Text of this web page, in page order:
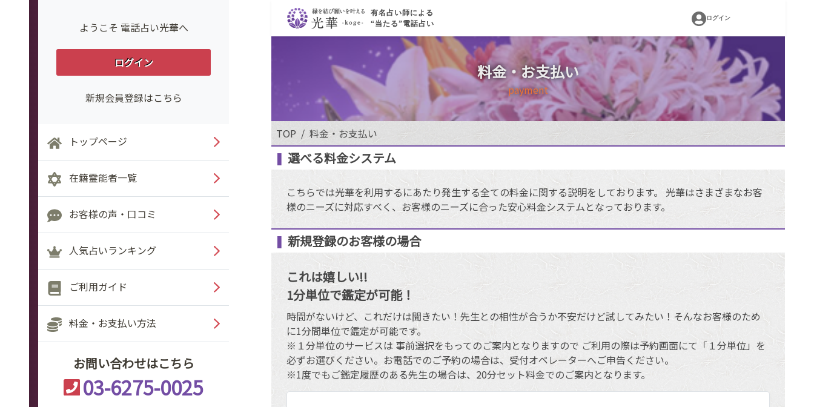
ようこそ 電話占い光華へ
ログイン
新規会員登録はこちら
トップページ
在籍霊能者一覧
お客様の声・口コミ
人気占いランキング
ご利用ガイド
料金・お支払い方法
お問い合わせはこちら
03-6275-0025
有名占い師による
“当たる”電話占い
ログイン
料金・お支払い
payment
TOP 料金・お支払い
選べる料金システム
こちらでは光華を利用するにあたり発生する全ての料金に関する説明をしております。 光華はさまざまなお客
様のニーズに対応すべく、お客様のニーズに合った安心料金システムとなっております。
新規登録のお客様の場合
これは嬉しい!!
1分単位で鑑定が可能！
時間がないけど、これだけは聞きたい！先生との相性が合うか不安だけど試してみたい！そんなお客様のため
に1分間単位で鑑定が可能です。
※１分単位のサービスは 事前選択をもってのご案内となりますので ご利用の際は予約画面にて「１分単位」を
必ずお選びください。お電話でのご予約の場合は、受付オペレーターへご申告ください。
※1度でもご鑑定履歴のある先生の場合は、20分セット料金でのご案内となります。